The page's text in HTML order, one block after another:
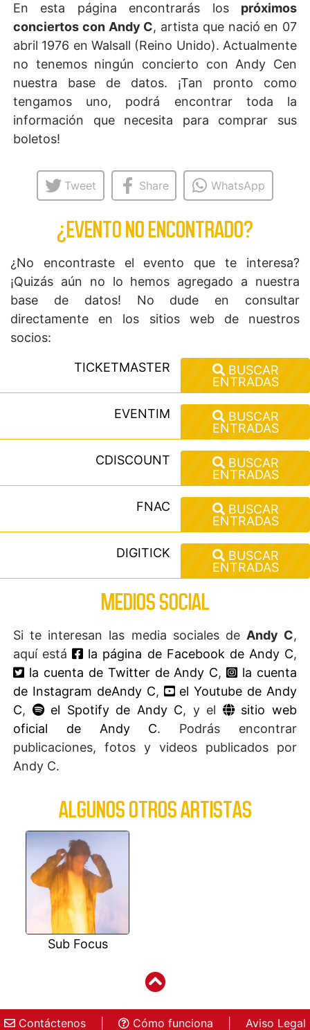
En esta página encontrarás los próximos
conciertos con Andy C, artista que nació en 07
abril 1976 en Walsall (Reino Unido). Actualmente
no tenemos ningún concierto con Andy Cen
nuestra base de datos. ¡Tan pronto como
tengamos uno, podrá encontrar toda la
información que necesita para comprar sus
boletos!
Tweet Share WhatsApp
¿EVENTO NO ENCONTRADO?
¿No encontraste el evento que te interesa?
¡Quizás aún no lo hemos agregado a nuestra
base de datos! No dude en consultar
directamente en los sitios web de nuestros
socios:
TICKETMASTER
BUSCAR
ENTRADAS
EVENTIM
BUSCAR
ENTRADAS
CDISCOUNT
BUSCAR
ENTRADAS
FNAC
BUSCAR
ENTRADAS
DIGITICK
BUSCAR
ENTRADAS
MEDIOS SOCIAL
Si te interesan las media sociales de Andy C,
aquí está
la página de Facebook de Andy C,
la cuenta de Twitter de Andy C,
la cuenta
de Instagram deAndy C,
el Youtube de Andy
C, el Spotify de Andy C, y el
sitio web
oficial de Andy C. Podrás encontrar
publicaciones, fotos y videos publicados por
Andy C.
ALGUNOS OTROS ARTISTAS
Sub Focus
Contáctenos Cómo funciona Aviso Legal